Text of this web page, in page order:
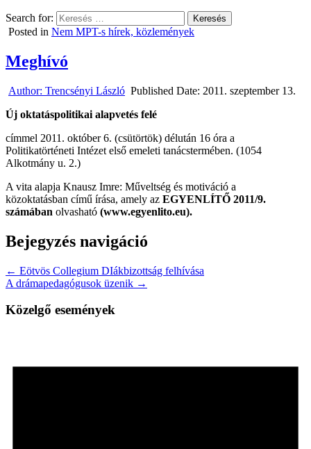
Search for:
Posted in Nem MPT-s hírek, közlemények
Meghívó
Author: Trencsényi László Published Date: 2011. szeptember 13.
Új oktatáspolitikai alapvetés felé
címmel 2011. október 6. (csütörtök) délután 16 óra a
Politikatörténeti Intézet első emeleti tanácstermében. (1054
Alkotmány u. 2.)
A vita alapja Knausz Imre: Műveltség és motiváció a
közoktatásban című írása, amely az EGYENLÍTŐ 2011/9.
számában olvasható (www.egyenlito.eu).
Bejegyzés navigáció
← Eötvös Collegium DIákbizottság felhívása
A drámapedagógusok üzenik →
Közelgő események